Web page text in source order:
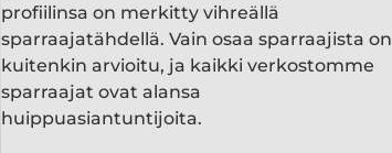
profiilinsa on merkitty vihreällä
sparraajatähdellä. Vain osaa sparraajista on
kuitenkin arvioitu, ja kaikki verkostomme
sparraajat ovat alansa
huippuasiantuntijoita.